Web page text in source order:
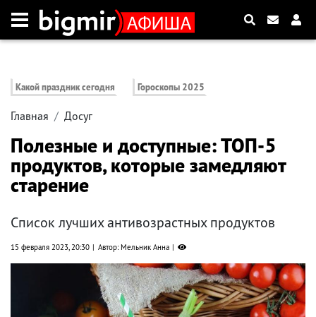
Какой праздник сегодня Гороскопы 2025
Главная Досуг
Полезные и доступные: ТОП-5
продуктов, которые замедляют
старение
Список лучших антивозрастных продуктов
15 февраля 2023, 20:30 Автор: Мельник Анна